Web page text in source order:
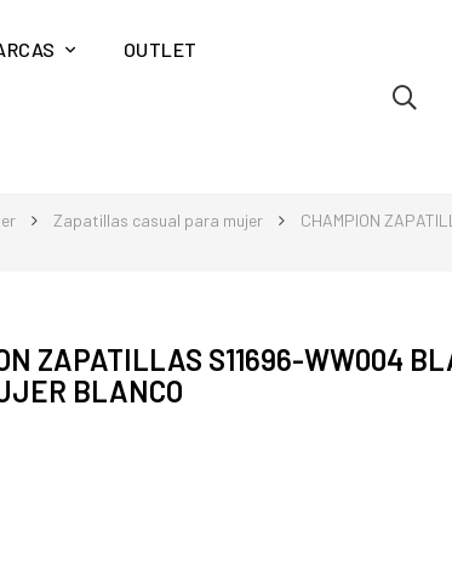
OUTLET
Zapatillas casual para mujer
CHAMPION
ZAPATILLAS S11696-WW004
BLANCO